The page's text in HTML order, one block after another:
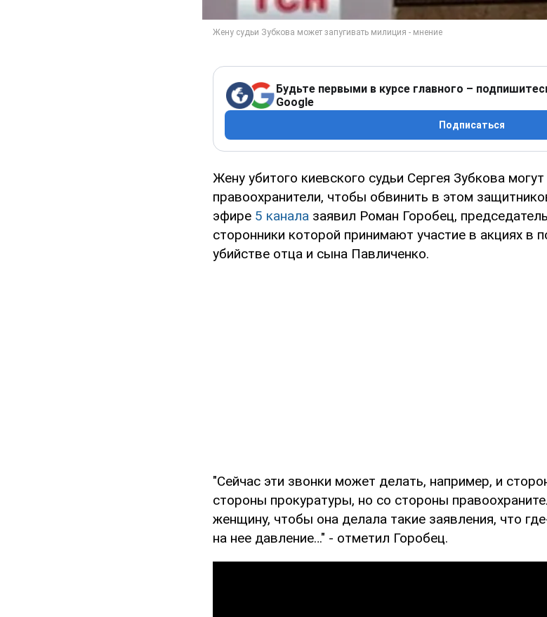
Будьте первыми в курсе главного –
Google
Подписаться
Жену убитого киевского судьи Сергея Зубкова
правоохранители, чтобы обвинить в этом
эфире 5 канала заявил Роман Горобец,
сторонники которой принимают участие в акциях в
убийстве отца и сына Павличенко.
"Сейчас эти звонки может делать, например, и
стороны прокуратуры, но со стороны
женщину, чтобы она делала такие заявления, что
на нее давление…" - отметил Горобец.